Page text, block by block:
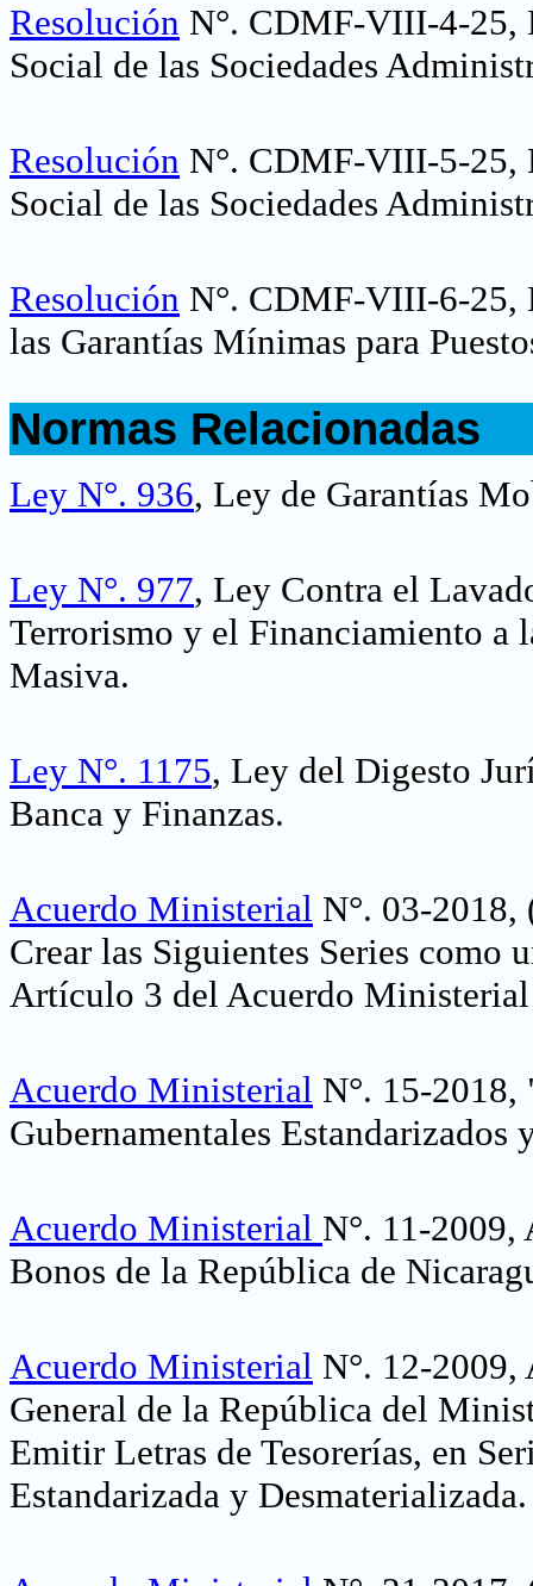
Resolución N°. CDMF-VIII-4-25,
Social de las Sociedades
Resolución N°. CDMF-VIII-5-25,
Social de las Sociedades
Resolución N°. CDMF-VIII-6-25,
las Garantías Mínimas para
Normas Relacionadas
Ley N°. 936, Ley de Garantías
Ley N°. 977, Ley Contra el
Terrorismo y el Financiamiento a
Masiva.
Ley N°. 1175, Ley del Digesto
Banca y Finanzas.
Acuerdo Ministerial N°. 03-2018,
Crear las Siguientes Series como
Artículo 3 del Acuerdo
Acuerdo Ministerial N°. 15-2018,
Gubernamentales Estandarizados
Acuerdo Ministerial N°. 11-2009,
Bonos de la República de
Acuerdo Ministerial N°. 12-2009,
General de la República del
Emitir Letras de Tesorerías, en
Estandarizada y Desmaterializada.